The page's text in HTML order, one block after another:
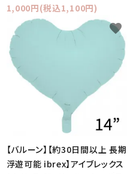
1,000円(税込1,100円)
【バルーン】【約30日間以上 長期
浮遊可能 ibrex】アイブレックス
favorite